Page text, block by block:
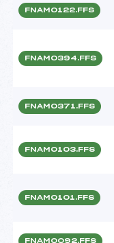
FNAM0122.FFS
FNAM0394.FFS
FNAM0371.FFS
FNAM0103.FFS
FNAM0101.FFS
FNAM0092.FFS